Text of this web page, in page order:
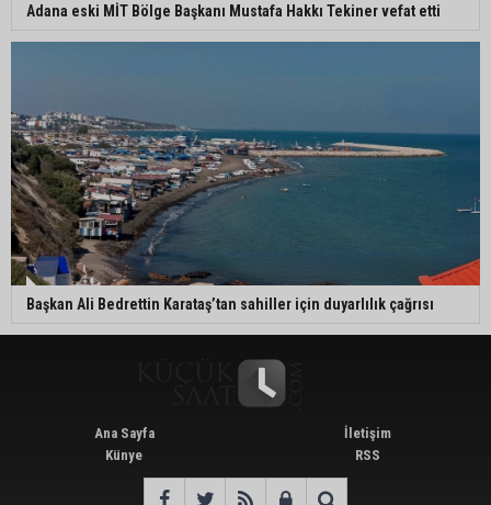
Adana eski MİT Bölge Başkanı Mustafa Hakkı Tekiner vefat etti
Başkan Ali Bedrettin Karataş’tan sahiller için duyarlılık çağrısı
Ana Sayfa
Künye
İletişim
RSS